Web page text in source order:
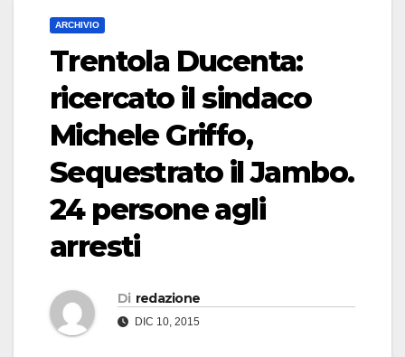
ARCHIVIO
Trentola Ducenta:
ricercato il sindaco
Michele Griffo,
Sequestrato il Jambo.
24 persone agli
arresti
Di redazione
DIC 10, 2015